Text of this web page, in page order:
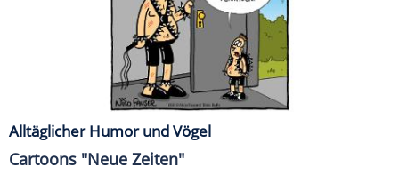
Alltäglicher Humor und Vögel
Cartoons "Neue Zeiten"